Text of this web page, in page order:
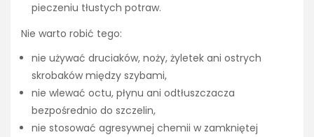
pieczeniu tłustych potraw.
Nie warto robić tego:
nie używać druciaków, noży, żyletek ani ostrych
skrobaków między szybami,
nie wlewać octu, płynu ani odtłuszczacza
bezpośrednio do szczelin,
nie stosować agresywnej chemii w zamkniętej